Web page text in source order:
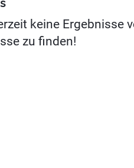
keine Ergebnisse
zu finden!